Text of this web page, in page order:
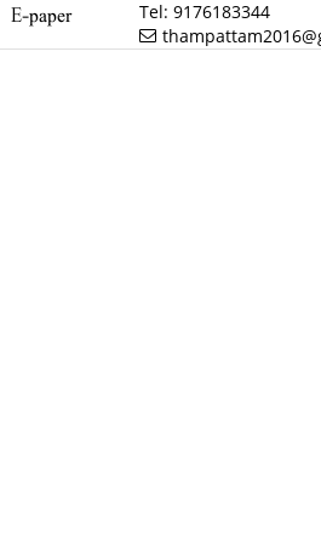
| வணிகம் | பைனான்ஸ் |
E-paper Tel: 9176183344